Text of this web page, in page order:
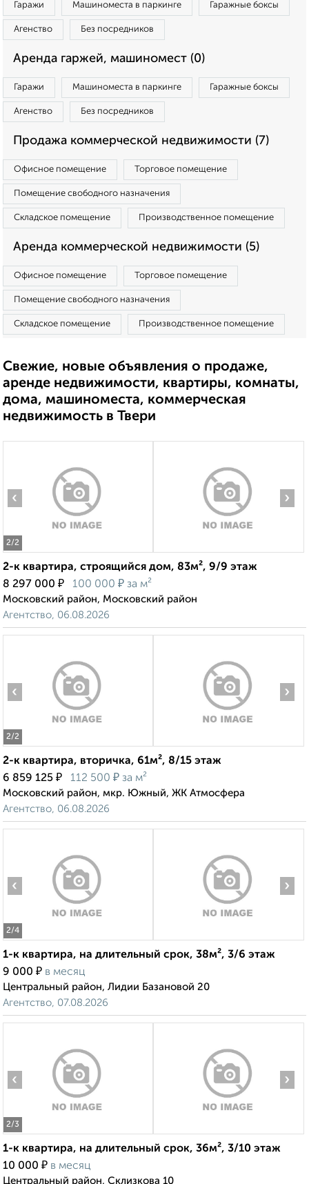
Гаражи Машиноместа в паркинге Гаражные боксы
Агенство Без посредников
Аренда гаржей, машиномест (0)
Гаражи Машиноместа в паркинге Гаражные боксы
Агенство Без посредников
Продажа коммерческой недвижимости (7)
Офисное помещение Торговое помещение
Помещение свободного назначения
Складское помещение Производственное помещение
Аренда коммерческой недвижимости (5)
Офисное помещение Торговое помещение
Помещение свободного назначения
Складское помещение Производственное помещение
Свежие, новые объявления о продаже,
аренде недвижимости, квартиры, комнаты,
дома, машиноместа, коммерческая
недвижимость в Твери
2/2
‹ ›
2-к квартира, строящийся дом, 83м², 9/9 этаж
8 297 000 ₽ 100 000 ₽ за м²
Московский район, Московский район
Агентство, 06.08.2026
2/2
‹ ›
2-к квартира, вторичка, 61м², 8/15 этаж
6 859 125 ₽ 112 500 ₽ за м²
Московский район, мкр. Южный, ЖК Атмосфера
Агентство, 06.08.2026
2/4
‹ ›
1-к квартира, на длительный срок, 38м², 3/6 этаж
9 000 ₽ в месяц
Центральный район, Лидии Базановой 20
Агентство, 07.08.2026
2/3
‹ ›
1-к квартира, на длительный срок, 36м², 3/10 этаж
10 000 ₽ в месяц
Центральный район, Склизкова 10